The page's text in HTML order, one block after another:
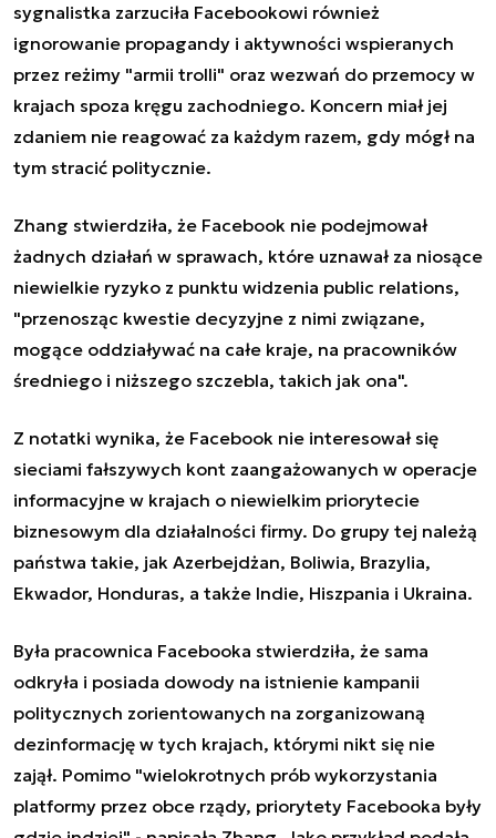
sygnalistka zarzuciła Facebookowi również
ignorowanie propagandy i aktywności wspieranych
przez reżimy "armii trolli" oraz wezwań do przemocy w
krajach spoza kręgu zachodniego. Koncern miał jej
zdaniem nie reagować za każdym razem, gdy mógł na
tym stracić politycznie.
Zhang stwierdziła, że Facebook nie podejmował
żadnych działań w sprawach, które uznawał za niosące
niewielkie ryzyko z punktu widzenia public relations,
"przenosząc kwestie decyzyjne z nimi związane,
mogące oddziaływać na całe kraje, na pracowników
średniego i niższego szczebla, takich jak ona".
Z notatki wynika, że Facebook nie interesował się
sieciami fałszywych kont zaangażowanych w operacje
informacyjne w krajach o niewielkim priorytecie
biznesowym dla działalności firmy. Do grupy tej należą
państwa takie, jak Azerbejdżan, Boliwia, Brazylia,
Ekwador, Honduras, a także Indie, Hiszpania i Ukraina.
Była pracownica Facebooka stwierdziła, że sama
odkryła i posiada dowody na istnienie kampanii
politycznych zorientowanych na zorganizowaną
dezinformację w tych krajach, którymi nikt się nie
zajął. Pomimo "wielokrotnych prób wykorzystania
platformy przez obce rządy, priorytety Facebooka były